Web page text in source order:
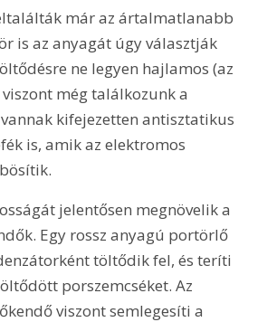
már az ártalmatlanabb
is az anyagát úgy választják
ne legyen hajlamos (az
még találkozunk a
kifejezetten antisztatikus
is, amik az elektromos
jelentősen megnövelik a
Egy rossz anyagú portörlő
töltődik fel, és teríti
porszemcséket. Az
viszont semlegesíti a